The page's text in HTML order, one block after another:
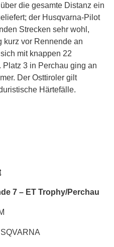
die gesamte Distanz ein
der Husqvarna-Pilot
Strecken sehr wohl,
kurz vor Rennende an
mit knappen 22
3 in Perchau ging an
Der Osttiroler gilt
Härtefälle.
7 – ET Trophy/Perchau